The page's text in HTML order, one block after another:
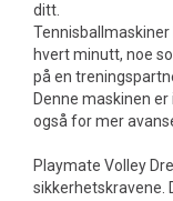
ditt.
hvert minutt, noe
på en
Denne maskinen
også for mer
Playmate Volley
sikkerhetskravene.